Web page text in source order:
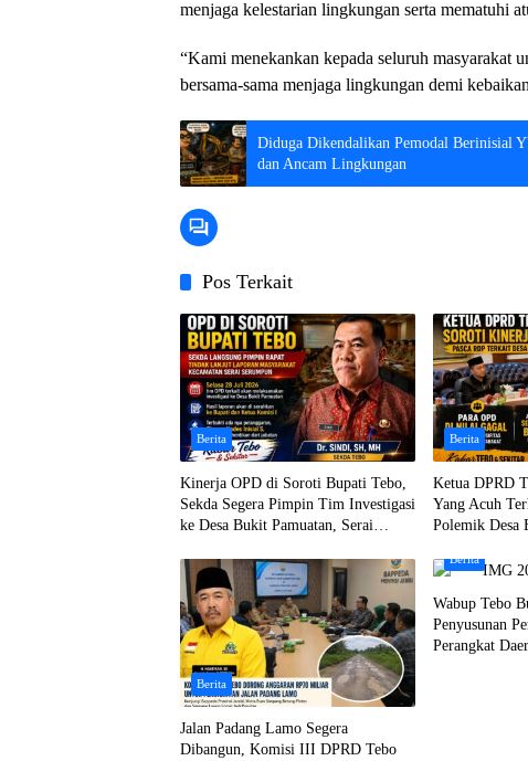
menjaga kelestarian lingkungan serta mematuhi
“Kami menekankan kepada seluruh masyarakat
bersama-sama menjaga lingkungan demi
Diduga Dikendalikan Pemodal Berinisial
dan Ancam Lingkungan
Pos Terkait
Berita
Kinerja OPD di Soroti Bupati Tebo,
Sekda Segera Pimpin Tim Investigasi
ke Desa Bukit Pamuatan, Serai
Berita
Ketua DPRD
Yang Acuh
Polemik Desa
Berita
Jalan Padang Lamo Segera
Dibangun, Komisi III DPRD Tebo
Berita
Wabup Tebo
Penyusunan
Perangkat